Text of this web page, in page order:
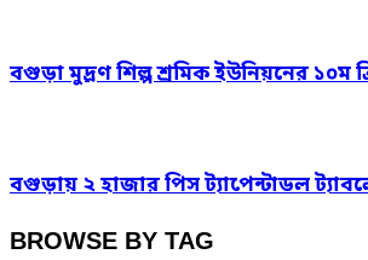
বগুড়া মুদ্রণ শিল্প শ্রমিক ইউনিয়নের ১০ম
বগুড়ায় ২ হাজার পিস ট্যাপেন্টাডল
BROWSE BY TAG